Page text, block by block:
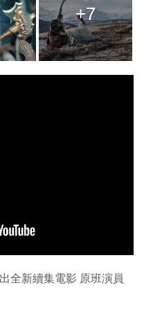
+7
全新續集電影 原班演員